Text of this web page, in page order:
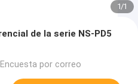
1/1
de la serie NS-PD5
Encuesta por correo